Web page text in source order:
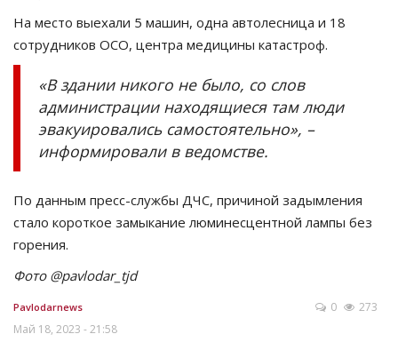
На место выехали 5 машин, одна автолесница и 18
сотрудников ОСО, центра медицины катастроф.
«В здании никого не было, со слов
администрации находящиеся там люди
эвакуировались самостоятельно», –
информировали в ведомстве.
По данным пресс-службы ДЧС, причиной задымления
стало короткое замыкание люминесцентной лампы без
горения.
Фото @pavlodar_tjd
Pavlodarnews
Май 18, 2023 - 21:58
0 273